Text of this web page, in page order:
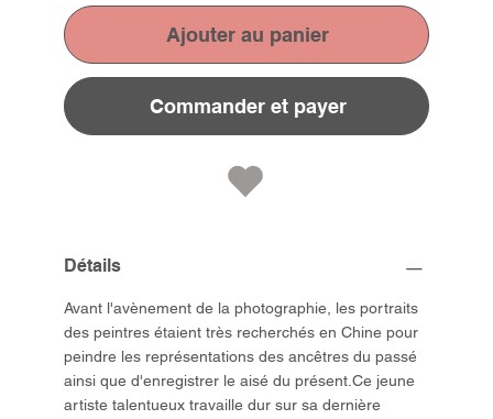
Ajouter au panier
Commander et payer
Détails
Avant l'avènement de la photographie, les portraits
des peintres étaient très recherchés en Chine pour
peindre les représentations des ancêtres du passé
ainsi que d'enregistrer le aisé du présent.Ce jeune
artiste talentueux travaille dur sur sa dernière